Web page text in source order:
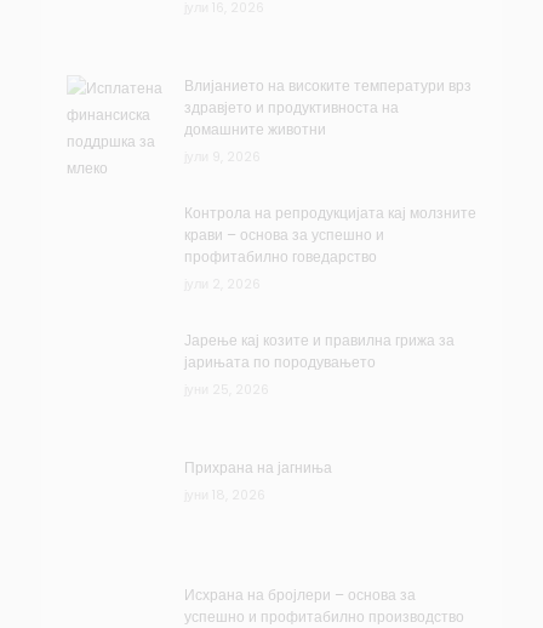
Влијанието на високите температури врз
здравјето и продуктивноста на
домашните животни
Контрола на репродукцијата кај молзните
крави – основа за успешно и
профитабилно говедарство
Јарење кај козите и правилна грижа за
јарињата по породувањето
Прихрана на јагниња
Исхрана на бројлери – основа за
успешно и профитабилно производство